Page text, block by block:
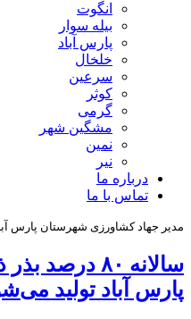
انگوت
بیله سوار
پارس آباد
خلخال
سرعین
کوثر
گرمی
مشگین شهر
نمین
نیر
درباره ما
تماس با ما
مدیر جهاد کشاورزی شهرستان پارس
سالانه ۸۰
پارس آباد تولید